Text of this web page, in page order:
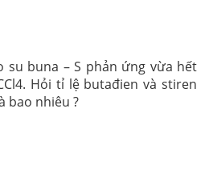
su buna – S phản ứng vừa hết
Hỏi tỉ lệ butađien và stiren
bao nhiêu ?